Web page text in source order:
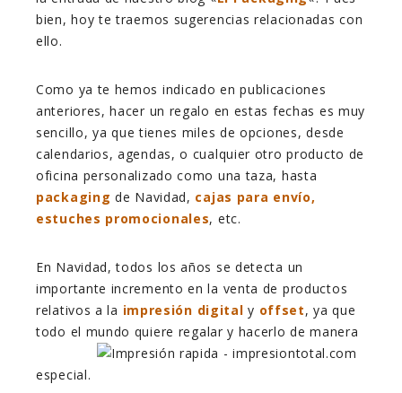
bien, hoy te traemos sugerencias relacionadas con
ello.
Como ya te hemos indicado en publicaciones
anteriores, hacer un regalo en estas fechas es muy
sencillo, ya que tienes miles de opciones, desde
calendarios, agendas, o cualquier otro producto de
oficina personalizado como una taza, hasta
packaging de Navidad, cajas para envío,
estuches promocionales, etc.
En Navidad, todos los años se detecta un
importante incremento en la venta de productos
relativos a la impresión digital y offset, ya que
todo el mundo quiere regalar y hacerlo de manera
especial.